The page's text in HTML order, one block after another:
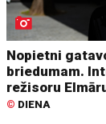
Nopietni
briedumam.
režisoru
© DIENA